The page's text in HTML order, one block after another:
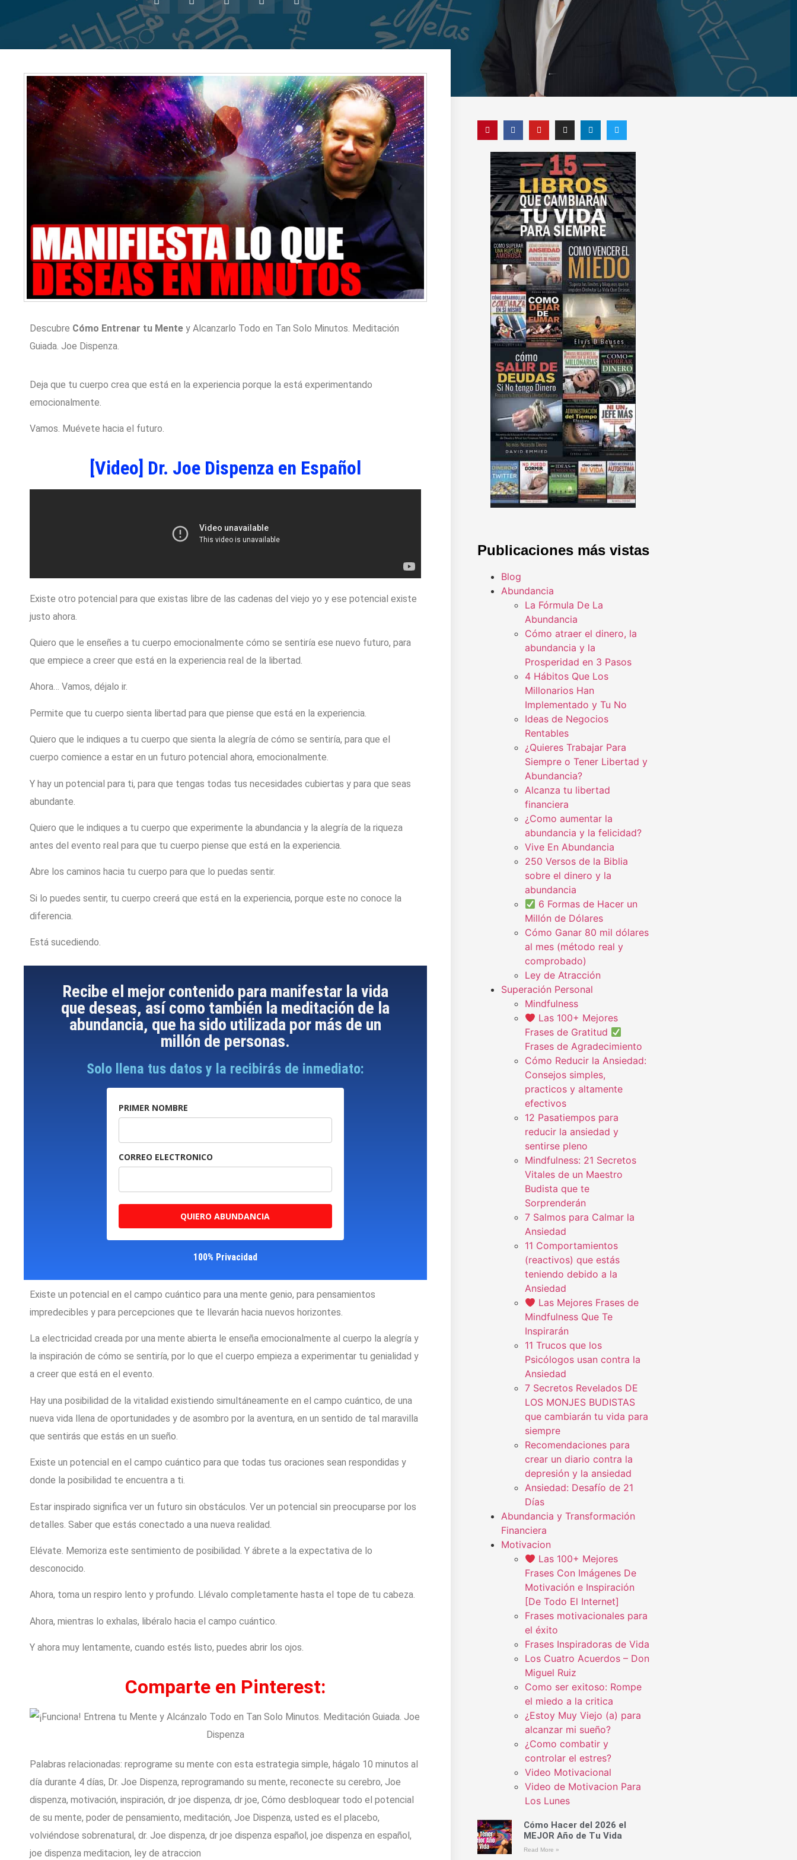
Descubre Cómo Entrenar tu Mente y Alcanzarlo Todo en Tan Solo Minutos. Meditación
Guiada. Joe Dispenza.
Deja que tu cuerpo crea que está en la experiencia porque la está experimentando
emocionalmente.
Vamos. Muévete hacia el futuro.
[Video] Dr. Joe Dispenza en Español
Existe otro potencial para que existas libre de las cadenas del viejo yo y ese potencial existe
justo ahora.
Quiero que le enseñes a tu cuerpo emocionalmente cómo se sentiría ese nuevo futuro, para
que empiece a creer que está en la experiencia real de la libertad.
Ahora… Vamos, déjalo ir.
Permite que tu cuerpo sienta libertad para que piense que está en la experiencia.
Quiero que le indiques a tu cuerpo que sienta la alegría de cómo se sentiría, para que el
cuerpo comience a estar en un futuro potencial ahora, emocionalmente.
Y hay un potencial para ti, para que tengas todas tus necesidades cubiertas y para que seas
abundante.
Quiero que le indiques a tu cuerpo que experimente la abundancia y la alegría de la riqueza
antes del evento real para que tu cuerpo piense que está en la experiencia.
Abre los caminos hacia tu cuerpo para que lo puedas sentir.
Si lo puedes sentir, tu cuerpo creerá que está en la experiencia, porque este no conoce la
diferencia.
Está sucediendo.
Recibe el mejor contenido para manifestar la vida
que deseas, así como también la meditación de la
abundancia, que ha sido utilizada por más de un
millón de personas.
Solo llena tus datos y la recibirás de inmediato:
PRIMER NOMBRE
CORREO ELECTRONICO
QUIERO ABUNDANCIA
100% Privacidad
Existe un potencial en el campo cuántico para una mente genio, para pensamientos
impredecibles y para percepciones que te llevarán hacia nuevos horizontes.
La electricidad creada por una mente abierta le enseña emocionalmente al cuerpo la alegría y
la inspiración de cómo se sentiría, por lo que el cuerpo empieza a experimentar tu genialidad y
a creer que está en el evento.
Hay una posibilidad de la vitalidad existiendo simultáneamente en el campo cuántico, de una
nueva vida llena de oportunidades y de asombro por la aventura, en un sentido de tal maravilla
que sentirás que estás en un sueño.
Existe un potencial en el campo cuántico para que todas tus oraciones sean respondidas y
donde la posibilidad te encuentra a ti.
Estar inspirado significa ver un futuro sin obstáculos. Ver un potencial sin preocuparse por los
detalles. Saber que estás conectado a una nueva realidad.
Elévate. Memoriza este sentimiento de posibilidad. Y ábrete a la expectativa de lo
desconocido.
Ahora, toma un respiro lento y profundo. Llévalo completamente hasta el tope de tu cabeza.
Ahora, mientras lo exhalas, libéralo hacia el campo cuántico.
Y ahora muy lentamente, cuando estés listo, puedes abrir los ojos.
Comparte en Pinterest:
Palabras relacionadas: reprograme su mente con esta estrategia simple, hágalo 10 minutos al
día durante 4 días, Dr. Joe Dispenza, reprogramando su mente, reconecte su cerebro, Joe
dispenza, motivación, inspiración, dr joe dispenza, dr joe, Cómo desbloquear todo el potencial
de su mente, poder de pensamiento, meditación, Joe Dispenza, usted es el placebo,
volviéndose sobrenatural, dr. Joe dispenza, dr joe dispenza español, joe dispenza en español,
joe dispenza meditacion, ley de atraccion
Publicaciones más vistas
Blog
Abundancia
La Fórmula De La
Abundancia
Cómo atraer el dinero, la
abundancia y la
Prosperidad en 3 Pasos
4 Hábitos Que Los
Millonarios Han
Implementado y Tu No
Ideas de Negocios
Rentables
¿Quieres Trabajar Para
Siempre o Tener Libertad y
Abundancia?
Alcanza tu libertad
financiera
¿Como aumentar la
abundancia y la felicidad?
Vive En Abundancia
250 Versos de la Biblia
sobre el dinero y la
abundancia
6 Formas de Hacer un
Millón de Dólares
Cómo Ganar 80 mil dólares
al mes (método real y
comprobado)
Ley de Atracción
Superación Personal
Mindfulness
Las 100+ Mejores
Frases de Gratitud
Frases de Agradecimiento
Cómo Reducir la Ansiedad:
Consejos simples,
practicos y altamente
efectivos
12 Pasatiempos para
reducir la ansiedad y
sentirse pleno
Mindfulness: 21 Secretos
Vitales de un Maestro
Budista que te
Sorprenderán
7 Salmos para Calmar la
Ansiedad
11 Comportamientos
(reactivos) que estás
teniendo debido a la
Ansiedad
Las Mejores Frases de
Mindfulness Que Te
Inspirarán
11 Trucos que los
Psicólogos usan contra la
Ansiedad
7 Secretos Revelados DE
LOS MONJES BUDISTAS
que cambiarán tu vida para
siempre
Recomendaciones para
crear un diario contra la
depresión y la ansiedad
Ansiedad: Desafío de 21
Días
Abundancia y Transformación
Financiera
Motivacion
Las 100+ Mejores
Frases Con Imágenes De
Motivación e Inspiración
[De Todo El Internet]
Frases motivacionales para
el éxito
Frases Inspiradoras de Vida
Los Cuatro Acuerdos – Don
Miguel Ruiz
Como ser exitoso: Rompe
el miedo a la critica
¿Estoy Muy Viejo (a) para
alcanzar mi sueño?
¿Como combatir y
controlar el estres?
Video Motivacional
Video de Motivacion Para
Los Lunes
Cómo Hacer del 2026 el
MEJOR Año de Tu Vida
Read More »